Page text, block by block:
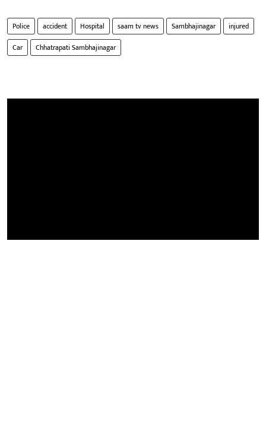
Police accident Hospital saam tv news Sambhajinagar
injured
Car
Chhatrapati Sambhajinagar